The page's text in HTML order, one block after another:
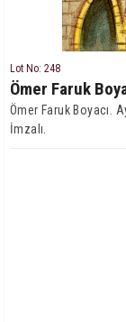
Lot No: 248
Ömer Faruk
Ömer Faruk Boyacı.
İmzalı.